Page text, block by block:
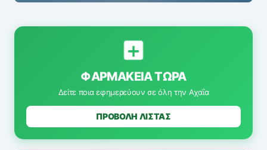
ΦΑΡΜΑΚΕΊΑ ΤΏΡΑ
Δείτε ποια εφημερεύουν σε όλη την Αχαΐα
ΠΡΟΒΟΛΗ ΛΙΣΤΑΣ